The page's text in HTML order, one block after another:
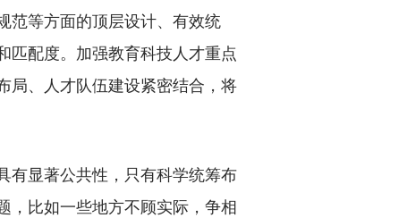
范等方面的顶层设计、有效统
匹配度。加强教育科技人才重点
局、人才队伍建设紧密结合，将
显著公共性，只有科学统筹布
，比如一些地方不顾实际，争相